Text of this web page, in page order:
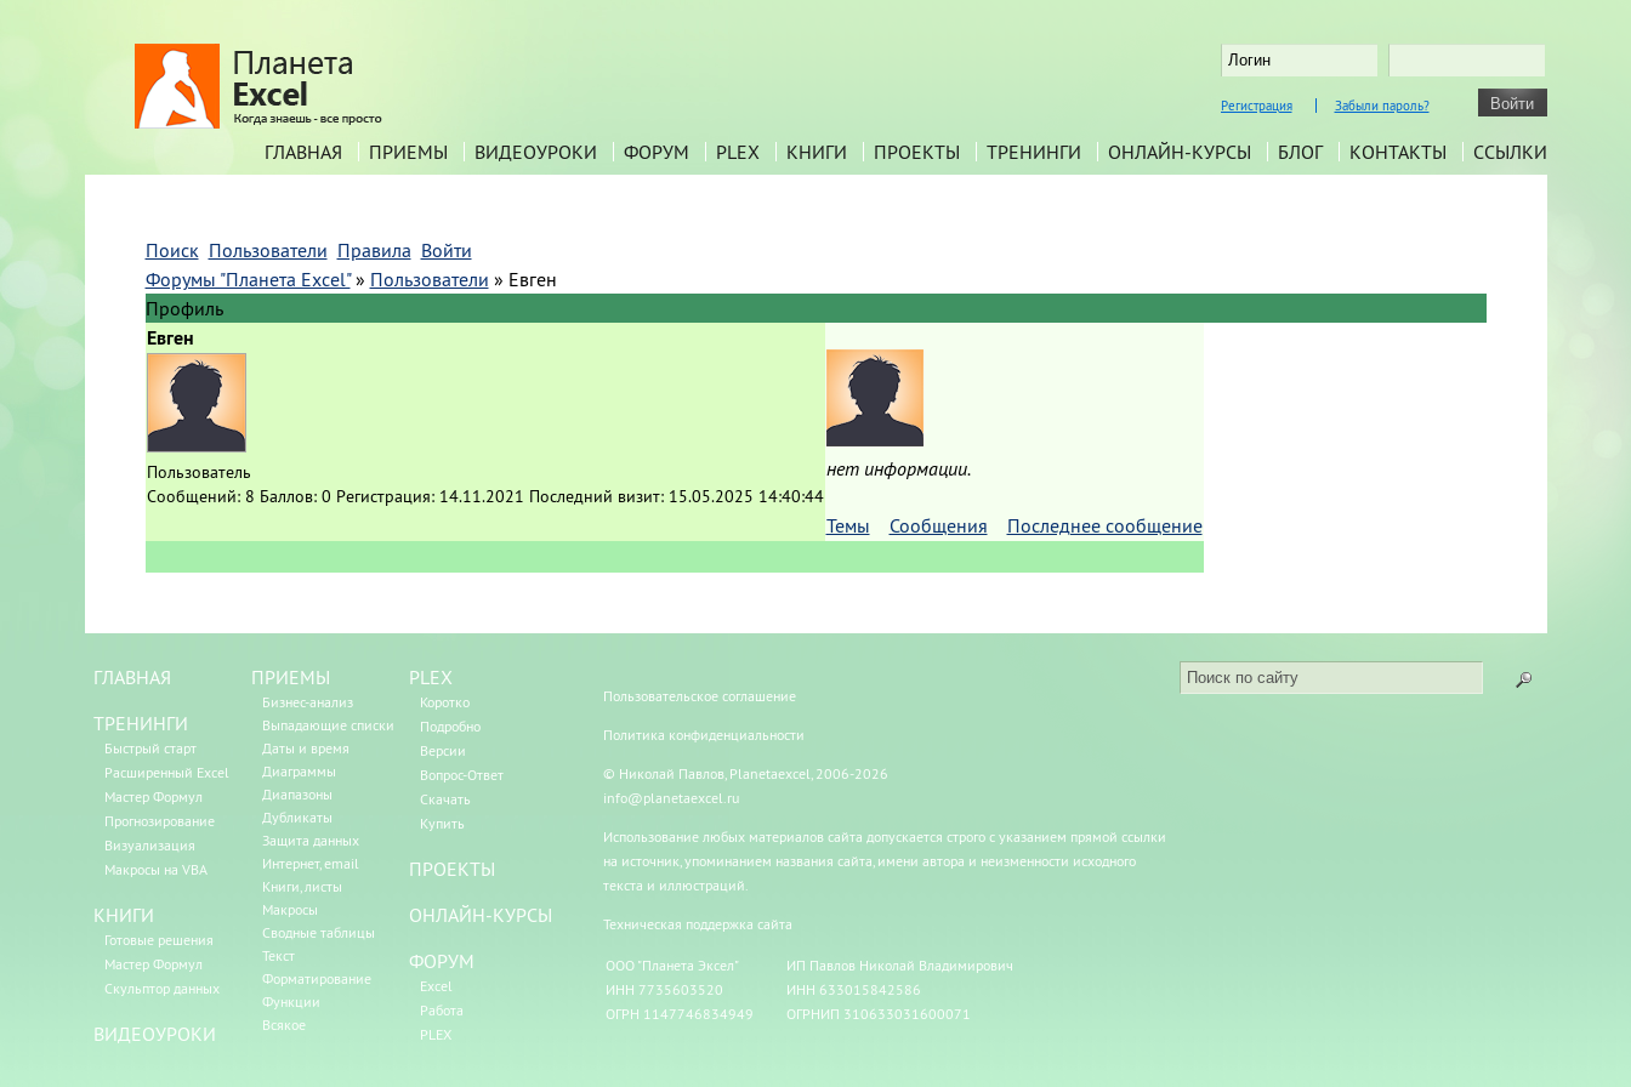
Регистрация Забыли пароль?
ГЛАВНАЯ ПРИЕМЫ ВИДЕОУРОКИ ФОРУМ PLEX КНИГИ ПРОЕКТЫ ТРЕНИНГИ ОНЛАЙН-КУРСЫ БЛОГ КОНТАКТЫ ССЫЛКИ
Поиск Пользователи Правила Войти
Форумы "Планета Excel" » Пользователи » Евген
Профиль
Евген
Пользователь
Сообщений: 8 Баллов: 0 Регистрация: 14.11.2021 Последний визит: 15.05.2025 14:40:44
нет информации.
Темы Сообщения Последнее сообщение
ГЛАВНАЯ
ТРЕНИНГИ
Быстрый старт
Расширенный Excel
Мастер Формул
Прогнозирование
Визуализация
Макросы на VBA
КНИГИ
Готовые решения
Мастер Формул
Скульптор данных
ВИДЕОУРОКИ
ПРИЕМЫ
Бизнес-анализ
Выпадающие списки
Даты и время
Диаграммы
Диапазоны
Дубликаты
Защита данных
Интернет, email
Книги, листы
Макросы
Сводные таблицы
Текст
Форматирование
Функции
Всякое
PLEX
Коротко
Подробно
Версии
Вопрос-Ответ
Скачать
Купить
ПРОЕКТЫ
ОНЛАЙН-КУРСЫ
ФОРУМ
Excel
Работа
PLEX
Пользовательское соглашение
Политика конфиденциальности
© Николай Павлов, Planetaexcel, 2006-2026
info@planetaexcel.ru
Использование любых материалов сайта допускается строго с указанием прямой ссылки
на источник, упоминанием названия сайта, имени автора и неизменности исходного
текста и иллюстраций.
Техническая поддержка сайта
ООО "Планета Эксел"
ИНН 7735603520
ОГРН 1147746834949
ИП Павлов Николай Владимирович
ИНН 633015842586
ОГРНИП 310633031600071